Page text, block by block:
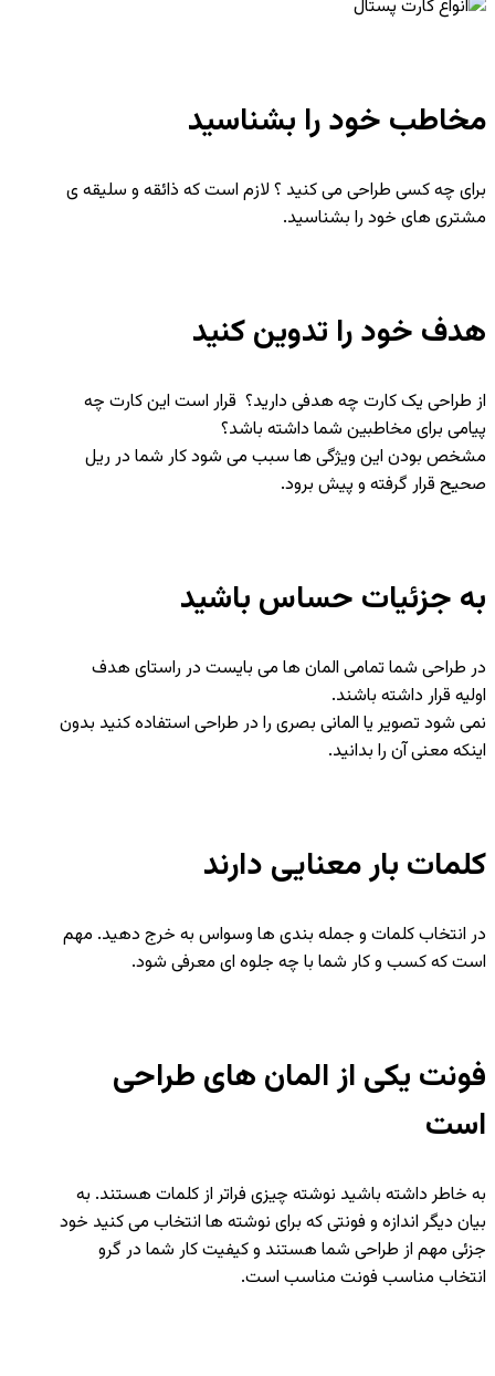
مخاطب خود را بشناسید
برای چه کسی طراحی می کنید ؟ لازم است که ذائقه و سلیقه ی
مشتری های خود را بشناسید.
هدف خود را تدوین کنید
از طراحی یک کارت چه هدفی دارید؟ قرار است این کارت چه
پیامی برای مخاطبین شما داشته باشد؟
مشخص بودن این ویژگی ها سبب می شود کار شما در ریل
صحیح قرار گرفته و پیش برود.
به جزئیات حساس باشید
در طراحی شما تمامی المان ها می بایست در راستای هدف
اولیه قرار داشته باشند.
نمی شود تصویر یا المانی بصری را در طراحی استفاده کنید بدون
اینکه معنی آن را بدانید.
کلمات بار معنایی دارند
در انتخاب کلمات و جمله بندی ها وسواس به خرج دهید. مهم
است که کسب و کار شما با چه جلوه ای معرفی شود.
فونت یکی از المان های طراحی
است
به خاطر داشته باشید نوشته چیزی فراتر از کلمات هستند. به
بیان دیگر اندازه و فونتی که برای نوشته ها انتخاب می کنید خود
جزئی مهم از طراحی شما هستند و کیفیت کار شما در گرو
انتخاب مناسب فونت مناسب است.